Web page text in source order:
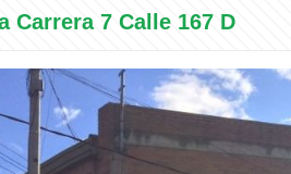
Carrera 7 Calle 167 D